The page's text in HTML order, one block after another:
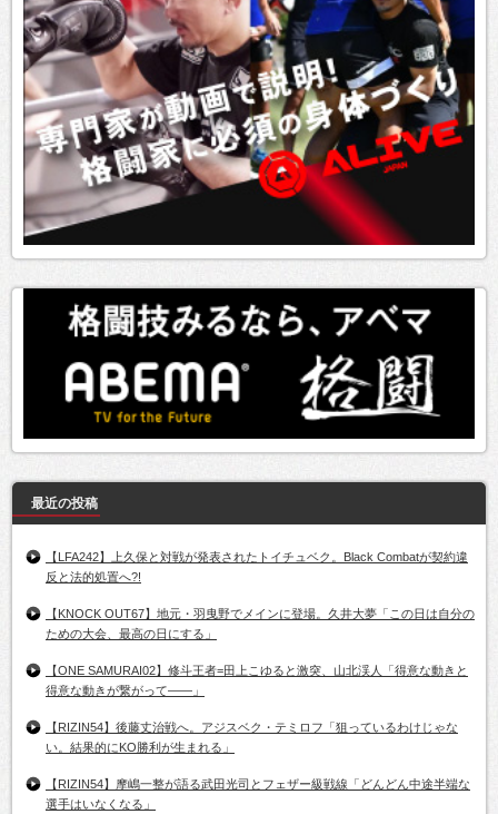
最近の投稿
【LFA242】上久保と対戦が発表されたトイチュベク。Black Combatが契約違
反と法的処置へ?!
【KNOCK OUT67】地元・羽曳野でメインに登場。久井大夢「この日は自分の
ための大会、最高の日にする」
【ONE SAMURAI02】修斗王者=田上こゆると激突、山北渓人「得意な動きと
得意な動きが繋がって――」
【RIZIN54】後藤丈治戦へ。アジスベク・テミロフ「狙っているわけじゃな
い。結果的にKO勝利が生まれる」
【RIZIN54】摩嶋一整が語る武田光司とフェザー級戦線「どんどん中途半端な
選手はいなくなる」